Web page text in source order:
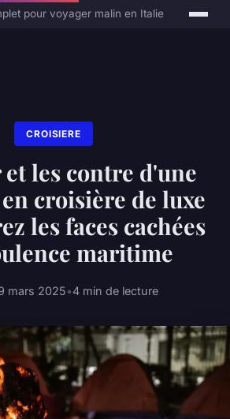
pour voyager malin en Italie
CROISIERE
les contre d'une
croisière de luxe
les faces cachées
maritime
mars 2025•4 min de lecture